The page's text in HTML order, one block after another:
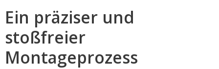
Ein präziser und
stoßfreier
Montageprozess